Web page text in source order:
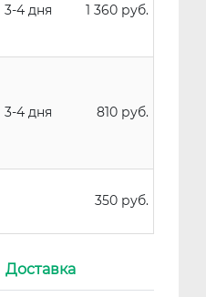
3-4 дня 1 360 руб.
3-4 дня 810 руб.
350 руб.
Доставка